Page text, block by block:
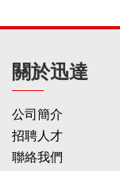
關於迅達
公司簡介
招聘人才
聯絡我們